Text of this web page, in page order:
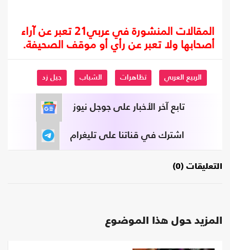
المقالات المنشورة في عربي21 تعبر عن آراء
أصحابها ولا تعبر عن رأي أو موقف الصحيفة.
الربيع العربي تظاهرات الشباب جيل زد
تابع آخر الأخبار على جوجل نيوز
اشترك في قناتنا على تليغرام
التعليقات (0)
المزيد حول هذا الموضوع